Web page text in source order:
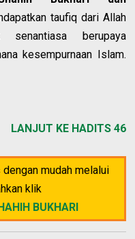
taufiq dari Allah
berupaya
kesempurnaan Islam.
LANJUT KE HADITS 46
mudah melalui
klik
BUKHARI